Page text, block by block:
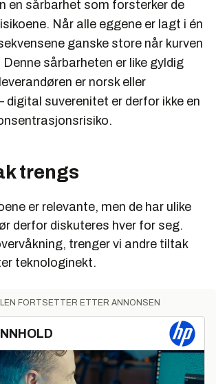
en sårbarhet som forsterker de
Når alle eggene er lagt i én
ganske store når kurven
Denne sårbarheten er like gyldig
er norsk eller
digital suverenitet er derfor ikke en
trengs
er relevante, men de har ulike
derfor diskuteres hver for seg.
trenger vi andre tiltak
teknologinekt.
FORTSETTER ETTER ANNONSEN